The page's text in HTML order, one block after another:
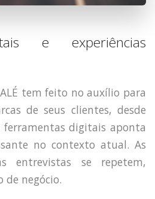
e experiências
tem feito no auxílio para
de seus clientes, desde
ferramentas digitais aponta
no contexto atual. As
entrevistas se repetem,
negócio.